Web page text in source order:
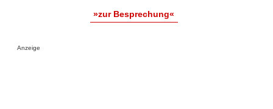
»zur Besprechung«
Anzeige